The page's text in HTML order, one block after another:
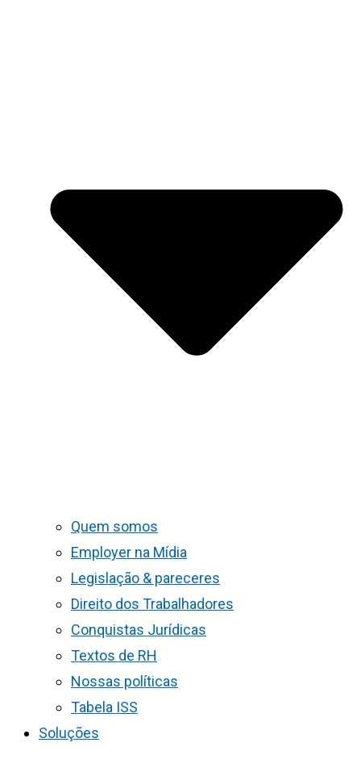
Quem somos
Employer na Mídia
Legislação & pareceres
Direito dos Trabalhadores
Conquistas Jurídicas
Textos de RH
Nossas políticas
Tabela ISS
Soluções